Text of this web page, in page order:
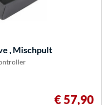
, Mischpult
€ 57,90